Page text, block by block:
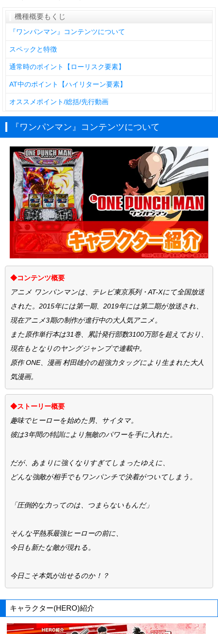
機種概要もくじ
『ワンパンマン』コンテンツについて
スペックと特徴
通常時のポイント【ローリスク要素】
AT中のポイント【ハイリターン要素】
オススメポイント/総括/先行動画
『ワンパンマン』コンテンツについて
◆コンテンツ概要
アニメ ワンパンマンは、テレビ東京系列・AT-Xにて全国放送
された。2015年には第一期、2019年には第二期が放送され、
現在アニメ3期の制作が進行中の大人気アニメ。
また原作単行本は31巻、累計発行部数3100万部を超えており、
現在もとなりのヤングジャンプで連載中。
原作 ONE、漫画 村田雄介の超強力タッグにより生まれた大人
気漫画。
◆ストーリー概要
趣味でヒーローを始めた男、サイタマ。
彼は3年間の特訓により無敵のパワーを手に入れた。
だが、あまりに強くなりすぎてしまったゆえに、
どんな強敵が相手でもワンパンチで決着がついてしまう。
「圧倒的な力ってのは、つまらないもんだ」
そんな平熱系最強ヒーローの前に、
今日も新たな敵が現れる。
今日こそ本気が出せるのか！？
キャラクター(HERO)紹介